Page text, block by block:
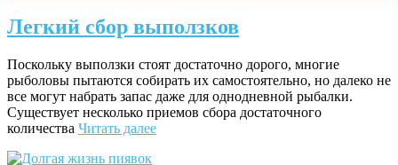
Легкий сбор выползков
Поскольку выползки стоят достаточно дорого, многие
рыболовы пытаются собирать их самостоятельно, но да­леко не
все могут набрать запас даже для однодневной рыбалки.
Существует несколько приемов сбора достаточного
количества Читать далее